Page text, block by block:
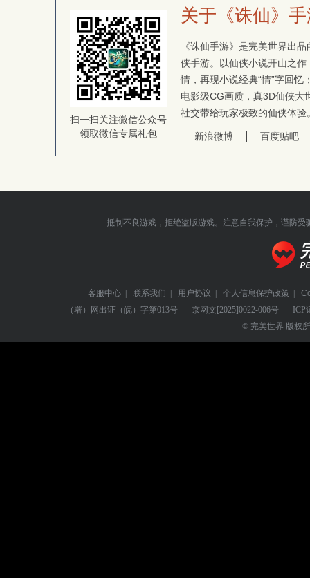
扫一扫关注微信公众号
领取微信专属礼包
关于《诛仙》
《诛仙手游》是完美世界出
侠手游。以仙侠小说开山之
情，再现小说经典“情”字回
电影级CG画质，真3D仙侠大
社交带给玩家极致的仙侠体验
新浪微博 百度贴吧
抵制不良游戏，拒绝盗版游戏。注意自我保护，谨防受
客服中心 联系我们 用户协议 个人信息保护政策
（署）网出证（皖）字第013号
京网文 [2025]0022-006号
ICP
© 完美世界 版权所